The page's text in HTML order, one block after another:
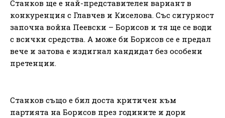
Станков ще е най-представителен вариант в
конкуренция с Главчев и Киселова. Със сигурност
започна война Пеевски – Борисов и тя ще се води
с всички средства. А може би Борисов се е предал
вече и затова е издигнал кандидат без особени
претенции.
Станков също е бил доста критичен към
партията на Борисов през годините и дори